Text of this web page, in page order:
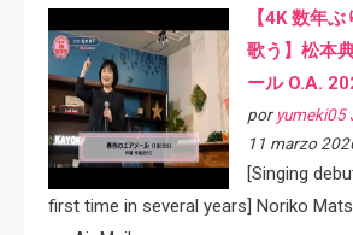
【4K 数年
歌う】松本
ール O.A.
por yumeki05
11 marzo
[Singing
first time in several years] Noriko